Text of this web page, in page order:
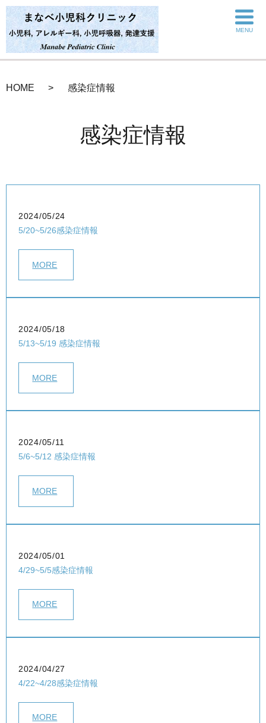
MENU
HOME 感染症情報
感染症情報
2024/05/24
5/20~5/26感染症情報
MORE
2024/05/18
5/13~5/19 感染症情報
MORE
2024/05/11
5/6~5/12 感染症情報
MORE
2024/05/01
4/29~5/5感染症情報
MORE
2024/04/27
4/22~4/28感染症情報
MORE